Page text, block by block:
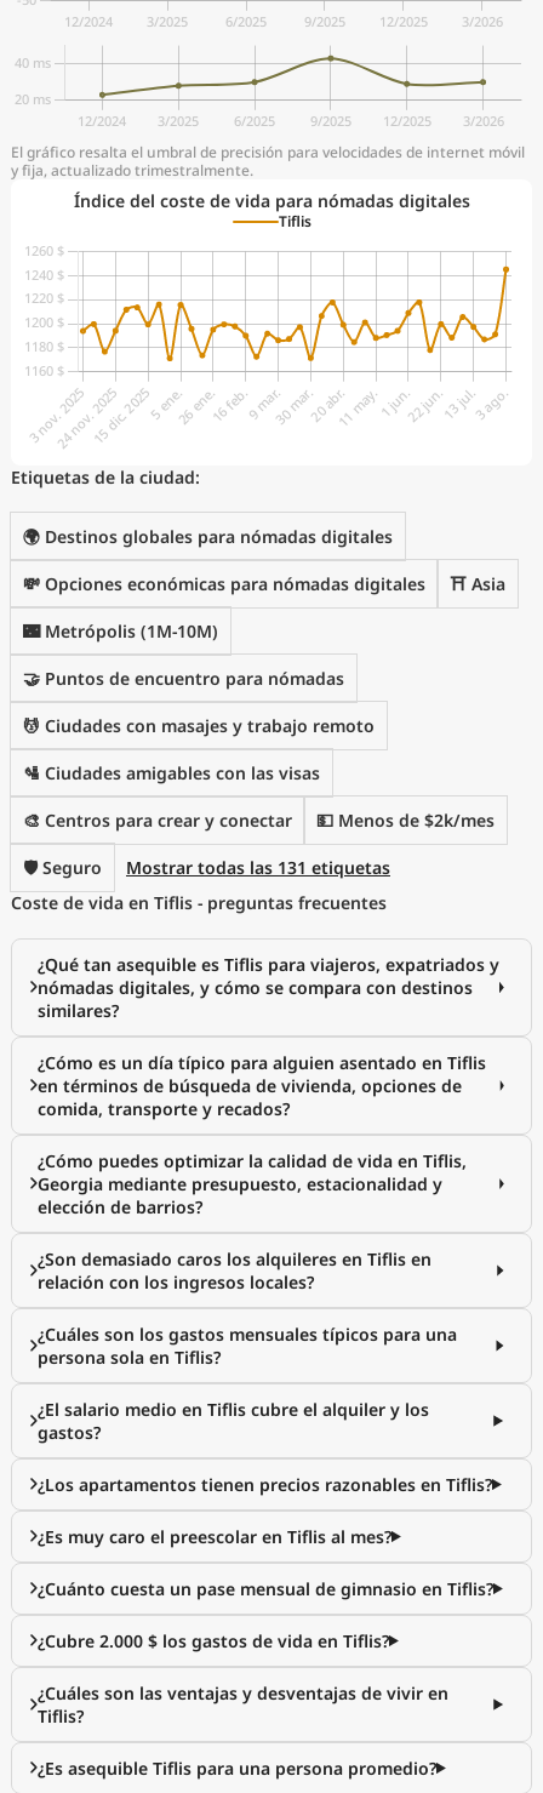
El gráfico resalta el umbral de precisión para velocidades de internet móvil
y fija, actualizado trimestralmente.
Índice del coste de vida para nómadas digitales
Tiflis
Etiquetas de la ciudad:
🌍 Destinos globales para nómadas digitales
💸 Opciones económicas para nómadas digitales ⛩️ Asia
🌃 Metrópolis (1M-10M)
🤝 Puntos de encuentro para nómadas
💆 Ciudades con masajes y trabajo remoto
🛂 Ciudades amigables con las visas
🎨 Centros para crear y conectar 💵 Menos de $2k/mes
🛡️ Seguro
Mostrar todas las 131 etiquetas
Coste de vida en Tiflis - preguntas frecuentes
¿Qué tan asequible es Tiflis para viajeros, expatriados y
nómadas digitales, y cómo se compara con destinos
similares?
¿Cómo es un día típico para alguien asentado en Tiflis
en términos de búsqueda de vivienda, opciones de
comida, transporte y recados?
¿Cómo puedes optimizar la calidad de vida en Tiflis,
Georgia mediante presupuesto, estacionalidad y
elección de barrios?
¿Son demasiado caros los alquileres en Tiflis en
relación con los ingresos locales?
¿Cuáles son los gastos mensuales típicos para una
persona sola en Tiflis?
¿El salario medio en Tiflis cubre el alquiler y los
gastos?
¿Los apartamentos tienen precios razonables en Tiflis?
¿Es muy caro el preescolar en Tiflis al mes?
¿Cuánto cuesta un pase mensual de gimnasio en Tiflis?
¿Cubre 2.000 $ los gastos de vida en Tiflis?
¿Cuáles son las ventajas y desventajas de vivir en
Tiflis?
¿Es asequible Tiflis para una persona promedio?